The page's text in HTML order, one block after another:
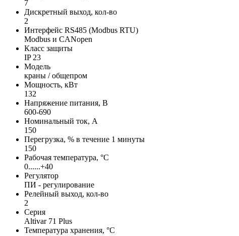
7
Дискретный выход, кол-во
2
Интерфейс RS485 (Modbus RTU)
Modbus и CANopen
Класс защиты
IP 23
Модель
краны / общепром
Мощность, кВт
132
Напряжение питания, В
600-690
Номинальный ток, А
150
Перегрузка, % в течение 1 минуты
150
Рабочая температура, °С
0......+40
Регулятор
ПИ - регулирование
Релейный выход, кол-во
2
Серия
Altivar 71 Plus
Температура хранения, °С